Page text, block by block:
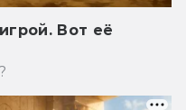
Вот её